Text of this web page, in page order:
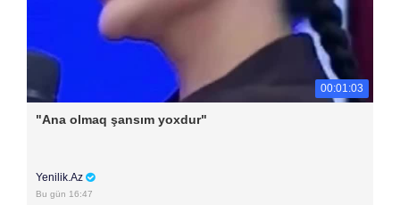
00:01:03
"Ana olmaq şansım yoxdur"
Yenilik.Az
Bu gün 16:47